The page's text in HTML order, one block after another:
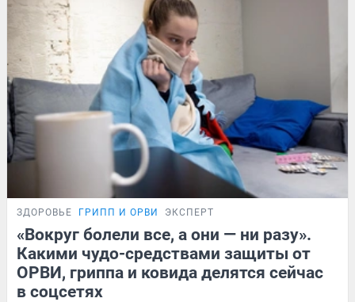
ЗДОРОВЬЕ ГРИПП И ОРВИ ЭКСПЕРТ
«Вокруг болели все, а они — ни разу».
Какими чудо-средствами защиты от
ОРВИ, гриппа и ковида делятся сейчас
в соцсетях